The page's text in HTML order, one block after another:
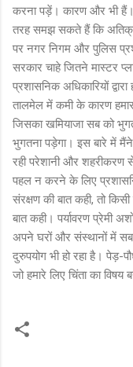
करना पड़ें। कारण और भी
तरह समझ सकते हैं कि
पर नगर निगम और पुलिस
सरकार चाहे जितने मास्टर
प्रशासनिक अधिकारियों
तालमेल में कमी के कारण
जिसका खमियाजा सब को
भुगतना पड़ेगा। इस बारे में
रही परेशानी और शहरीकरण
पहल न करने के लिए
संरक्षण की बात कही, तो
बात कही। पर्यावरण प्रेमी
अपने घरों और संस्थानों में
दुरुपयोग भी हो रहा है। पेड़-
जो हमारे लिए चिंता का विषय